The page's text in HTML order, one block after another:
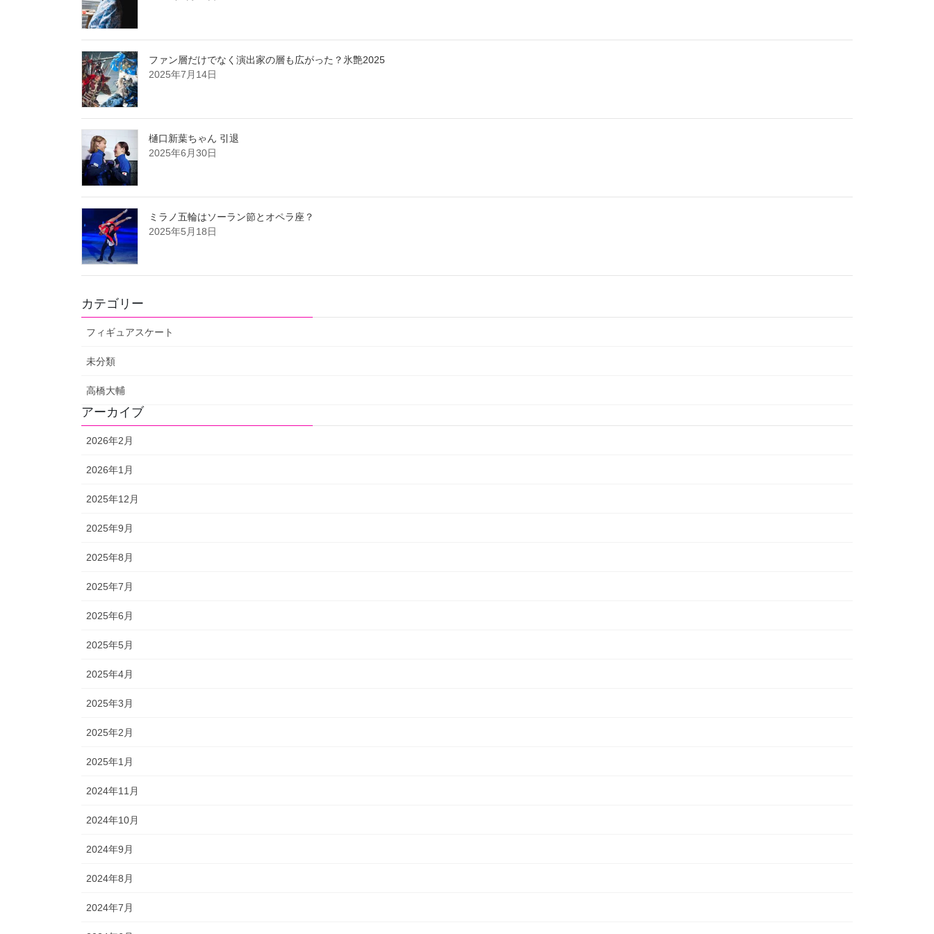
ファン層だけでなく演出家の層も広がった？氷艶2025
2025年7月14日
樋口新葉ちゃん 引退
2025年6月30日
ミラノ五輪はソーラン節とオペラ座？
2025年5月18日
カテゴリー
フィギュアスケート
未分類
高橋大輔
アーカイブ
2026年2月
2026年1月
2025年12月
2025年9月
2025年8月
2025年7月
2025年6月
2025年5月
2025年4月
2025年3月
2025年2月
2025年1月
2024年11月
2024年10月
2024年9月
2024年8月
2024年7月